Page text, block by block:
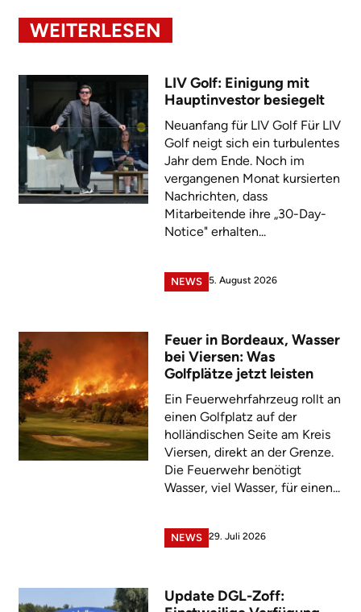
WEITERLESEN
LIV Golf: Einigung mit
Hauptinvestor besiegelt
Neuanfang für LIV Golf Für LIV
Golf neigt sich ein turbulentes
Jahr dem Ende. Noch im
vergangenen Monat kursierten
Nachrichten, dass
Mitarbeitende ihre „30-Day-
Notice" erhalten...
NEWS 5. August 2026
Feuer in Bordeaux, Wasser
bei Viersen: Was
Golfplätze jetzt leisten
Ein Feuerwehrfahrzeug rollt an
einen Golfplatz auf der
holländischen Seite am Kreis
Viersen, direkt an der Grenze.
Die Feuerwehr benötigt
Wasser, viel Wasser, für einen...
NEWS 29. Juli 2026
Update DGL-Zoff: